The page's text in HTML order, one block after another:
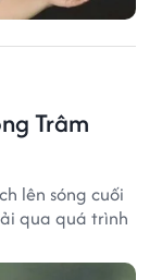
Trâm
lên sóng cuối
qua quá trình